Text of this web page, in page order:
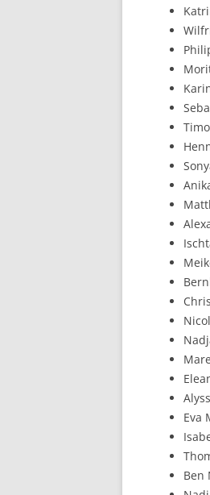
Eva
Ben